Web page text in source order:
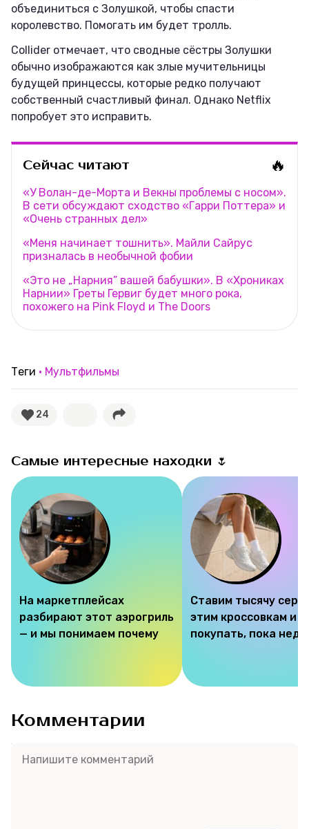
объединиться с Золушкой, чтобы спасти
королевство. Помогать им будет тролль.
Collider отмечает, что сводные сёстры Золушки
обычно изображаются как злые мучительницы
будущей принцессы, которые редко получают
собственный счастливый финал. Однако Netflix
попробует это исправить.
Сейчас читают 🔥
«У Волан-де-Морта и Векны проблемы с носом».
В сети обсуждают сходство «Гарри Поттера» и
«Очень странных дел»
«Меня начинает тошнить». Майли Сайрус
призналась в необычной фобии
«Это не „Нарния” вашей бабушки». В «Хрониках
Нарнии» Греты Гервиг будет много рока,
похожего на Pink Floyd и The Doors
Теги Мультфильмы
24
Самые интересные находки 🌷
На маркетплейсах
разбирают этот аэрогриль
— и мы понимаем почему
Ставим тысячу
этим кроссовкам и
покупать, пока
Комментарии